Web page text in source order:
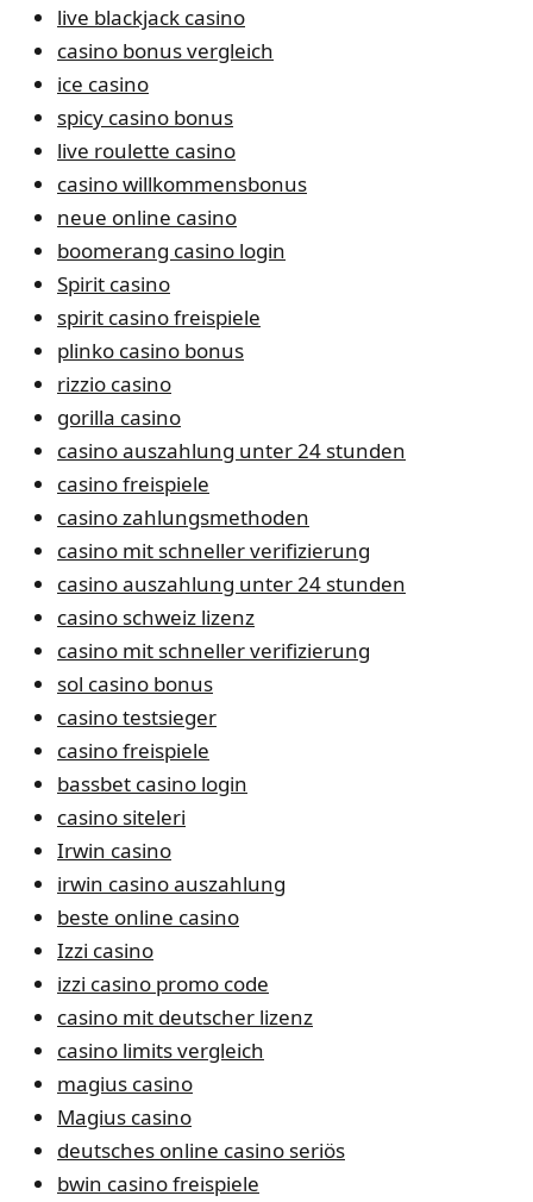
live blackjack casino
casino bonus vergleich
ice casino
spicy casino bonus
live roulette casino
casino willkommensbonus
neue online casino
boomerang casino login
Spirit casino
spirit casino freispiele
plinko casino bonus
rizzio casino
gorilla casino
casino auszahlung unter 24 stunden
casino freispiele
casino zahlungsmethoden
casino mit schneller verifizierung
casino auszahlung unter 24 stunden
casino schweiz lizenz
casino mit schneller verifizierung
sol casino bonus
casino testsieger
casino freispiele
bassbet casino login
casino siteleri
Irwin casino
irwin casino auszahlung
beste online casino
Izzi casino
izzi casino promo code
casino mit deutscher lizenz
casino limits vergleich
magius casino
Magius casino
deutsches online casino seriös
bwin casino freispiele